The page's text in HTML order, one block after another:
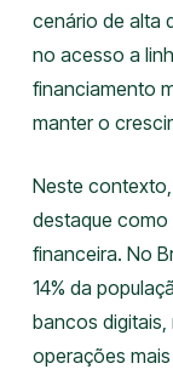
cenário de alta
no acesso a
financiamento
manter o
Neste
destaque
financeira. No
14% da
bancos
operações